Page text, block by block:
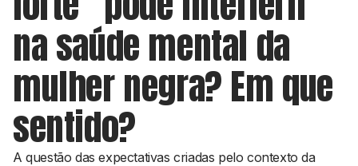
na saúde mental da
mulher negra? Em que
sentido?
A questão das expectativas criadas pelo contexto da